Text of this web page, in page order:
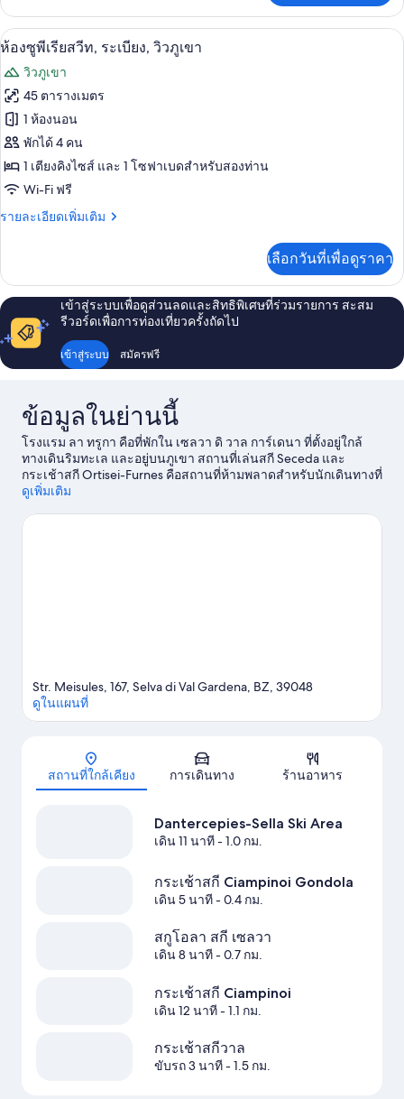
ห้อง
นอน,
ระเบียง,
ติด
ภูเขา
เกี่ยว
กับ
ห้อง
ลัก
ซ์
สวี
ท,
2
ห้อง
นอน,
ระเบียง,
ภูเขา
เปิด
ภาพถ่าย
ทั้งหมด
ของ
ห้อง
ซู
พี
เรีย
ระเบียง,
วิว
ภูเขา
ห้องซูพีเรียสวีท, ระเบียง, วิวภูเขา | ตู้
14
ห้องซูพีเรียสวีท, ระเบียง, วิวภูเขา
วิวภูเขา
45 ตารางเมตร
1 ห้องนอน
พักได้ 4 คน
1 เตียงคิงไซส์ และ 1 โซฟาเบดสำหรับสองท่าน
Wi-Fi ฟรี
รายละเอียดเพิ่มเติม
ราย
เกี่ยว
กับ
ห้อง
พี
เรีย
ระเบียง,
ภูเขา
เลือกวันที่เพื่อดูราคา
เข้าสู่ระบบเพื่อดูส่วนลดและสิทธิพิเศษที่ร่วมรายการ สะสม
รีวอร์ดเพื่อการท่องเที่ยวครั้งถัดไป
เข้าสู่ระบบ สมัครฟรี
ข้อมูลในย่านนี้
โรงแรม ลา ทรูกา คือที่พักใน เซลวา ดิ วาล การ์เดนา ที่ตั้งอยู่ใกล้
ทางเดินริมทะเล และอยู่บนภูเขา สถานที่เล่นสกี Seceda และ
กระเช้าสกี Ortisei-Furnes คือสถานที่ห้ามพลาดสำหรับนักเดินทางที่
ชื่นชอบการทำกิจกรรม และถ้าอยากไปชมความงามของธรรมชาติ
ทางควรแวะไปชม Rifugio Firenze และ สระว่ายน้ำ Dolaondes
ดูเพิ่มเติม
แผนที่
Str. Meisules, 167, Selva di Val Gardena, BZ, 39048
ดูในแผนที่
สถานที่ใกล้เคียง การเดินทาง ร้านอาหาร
Dantercepies-Sella Ski Area
เดิน 11 นาที- 1.0 กม.
กระเช้าสกี Ciampinoi Gondola
เดิน 5 นาที- 0.4 กม.
สกูโอลา สกี เซลวา
เดิน 8 นาที- 0.7 กม.
กระเช้าสกี Ciampinoi
เดิน 12 นาที- 1.1 กม.
กระเช้าสกีวาล
ขับรถ 3 นาที- 1.5 กม.